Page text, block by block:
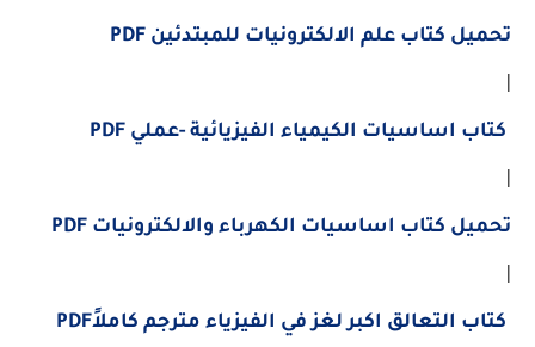
تحميل كتاب علم الالكترونيات للمبتدئين PDF
|
كتاب اساسيات الكيمياء الفيزيائية -عملي PDF
|
تحميل كتاب اساسيات الكهرباء والالكترونيات PDF
|
كتاب التعالق اكبر لغز في الفيزياء مترجم كاملاًPDF